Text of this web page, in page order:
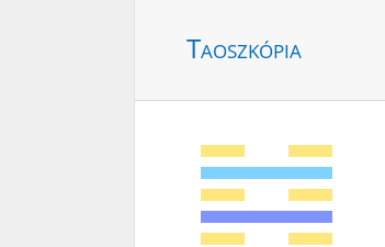
Taoszkópia